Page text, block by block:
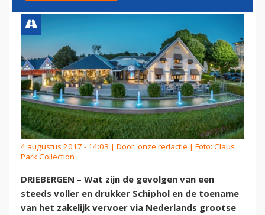
4 augustus 2017 - 14:03 | Door: onze redactie | Foto: Claus
Park Collection
DRIEBERGEN – Wat zijn de gevolgen van een
steeds voller en drukker Schiphol en de toename
van het zakelijk vervoer via Nederlands grootse